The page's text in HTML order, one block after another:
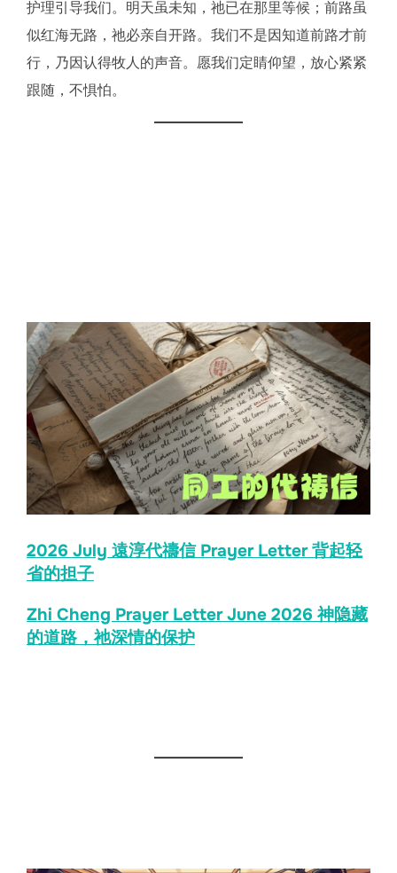
护理引导我们。明天虽未知，祂已在那里等候；前路虽
似红海无路，祂必亲自开路。我们不是因知道前路才前
行，乃因认得牧人的声音。愿我们定睛仰望，放心紧紧
跟随，不惧怕。
2026 July 遠淳代禱信 Prayer Letter 背起轻
省的担子
Zhi Cheng Prayer Letter June 2026 神隐藏
的道路，祂深情的保护